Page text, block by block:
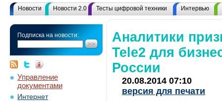
Новости Новости 2.0 Тесты цифровой техники Интервью
Подписка на новости:
Управление
документами
Интернет
Аналитики
Tele2 для
России
20.08.2014 07:10
версия для печати